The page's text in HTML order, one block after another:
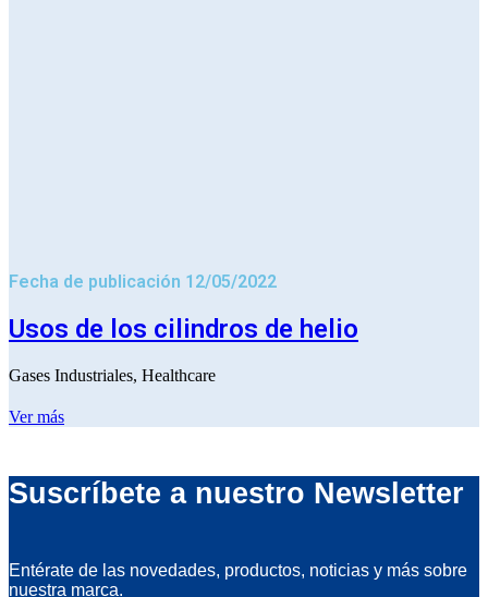
Fecha de publicación 12/05/2022
Usos de los cilindros de helio
Gases Industriales, Healthcare
Ver más
Suscríbete a nuestro Newsletter
Entérate de las novedades, productos, noticias y más sobre
nuestra marca.